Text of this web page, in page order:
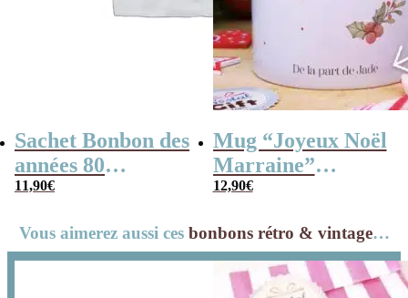
Sachet Bonbon des
années 80
personnalisé –
11,90€
Mug “Joyeux Noël
Marraine”
personnalisé –
12,90€
Vous aimerez aussi ces bonbons rétro & vintage…